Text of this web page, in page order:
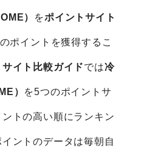
） をポイントサイト
のポイントを獲得するこ
イト比較ガイドでは冷
） を5つのポイントサ
トの高い順にランキン
ントのデータは毎朝自